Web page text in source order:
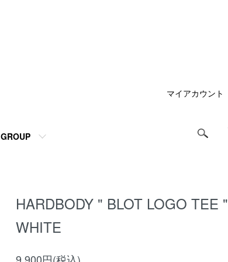
GROUP
マイアカウント
HARDBODY " BLOT LOGO TEE "
WHITE